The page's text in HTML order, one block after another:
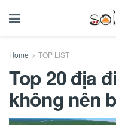
Home TOP LIST
Top 20 địa
không nên